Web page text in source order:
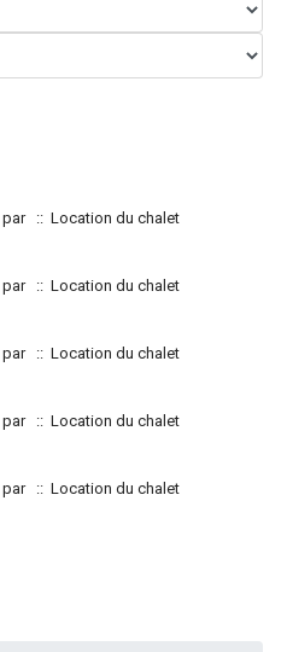
par :: Location du chalet
par :: Location du chalet
par :: Location du chalet
par :: Location du chalet
par :: Location du chalet